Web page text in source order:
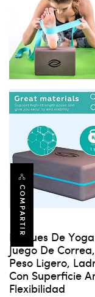
COMPARTIR
Bloques De
Juego De
Peso Ligero,
Con Superficie
Flexibilidad